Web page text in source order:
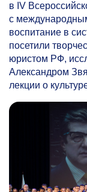
в IV
с
воспитание в
посетили
юристом РФ,
Александром
лекции о